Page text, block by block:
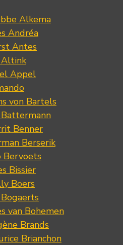
Alkema
Andréa
Antes
Altink
Appel
von Bartels
Battermann
Benner
Berserik
Bervoets
Bissier
Boers
Bogaerts
van Bohemen
Brands
Brianchon